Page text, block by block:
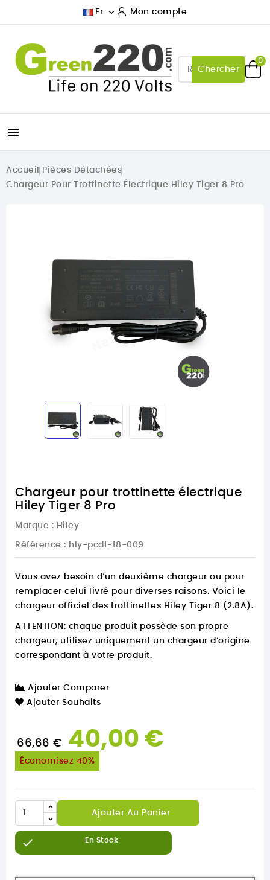
Fr  Mon compte
Chercher
0

Accueil
Pièces Détachées
Chargeur Pour Trottinette Électrique Hiley Tiger 8 Pro
Chargeur pour trottinette électrique
Hiley Tiger 8 Pro
Marque : Hiley
Référence : hly-pcdt-t8-009
Vous avez besoin d‘un deuxième chargeur ou pour
remplacer celui livré pour diverses raisons. Voici le
chargeur officiel des trottinettes Hiley Tiger 8 (2.8A).
ATTENTION: chaque produit possède son propre
chargeur, utilisez uniquement un chargeur d‘origine
correspondant à votre produit.
Ajouter Comparer
Ajouter Souhaits
66,66 € 40,00 €
Économisez 40%
Ajouter Au Panier
 En Stock